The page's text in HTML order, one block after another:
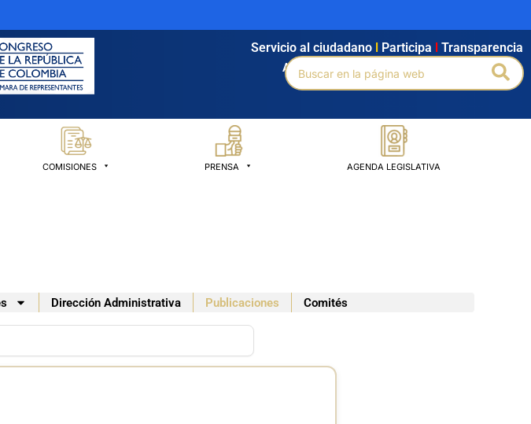
Agendamiento Intranet Búsqueda avanzada
Servicio al ciudadano Participa Transparencia
Buscar
por:
COMISIONES PRENSA AGENDA LEGISLATIVA
Dirección Administrativa Publicaciones Comités